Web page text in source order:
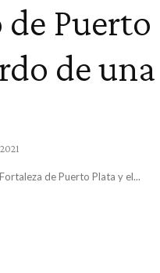
Puerto
de una
de Puerto Plata y el...